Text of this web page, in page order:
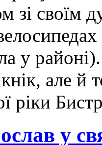
зі своїм
у
але й
ріки
у